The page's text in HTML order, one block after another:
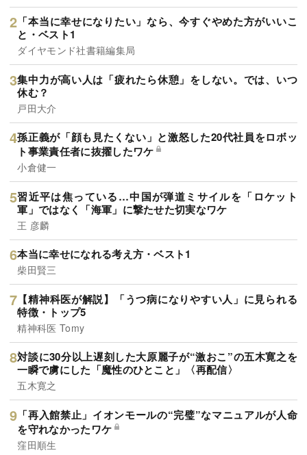
「本当に幸せになりたい」なら、今すぐやめた方がいいこ
と・ベスト1
ダイヤモンド社書籍編集局
集中力が高い人は「疲れたら休憩」をしない。では、いつ
休む？
戸田大介
孫正義が「顔も見たくない」と激怒した20代社員をロボッ
ト事業責任者に抜擢したワケ
小倉健一
習近平は焦っている…中国が弾道ミサイルを「ロケット
軍」ではなく「海軍」に撃たせた切実なワケ
王 彦麟
本当に幸せになれる考え方・ベスト1
柴田賢三
【精神科医が解説】「うつ病になりやすい人」に見られる
特徴・トップ5
精神科医 Tomy
対談に30分以上遅刻した大原麗子が“激おこ”の五木寛之を
一瞬で虜にした「魔性のひとこと」〈再配信〉
五木寛之
「再入館禁止」イオンモールの“完璧”なマニュアルが人命
を守れなかったワケ
窪田順生